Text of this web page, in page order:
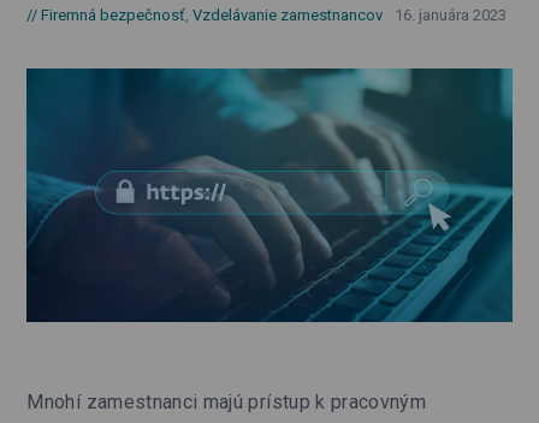
Firemná bezpečnosť ,Vzdelávanie zamestnancov 16. januára 2023
Mnohí zamestnanci majú prístup k pracovným